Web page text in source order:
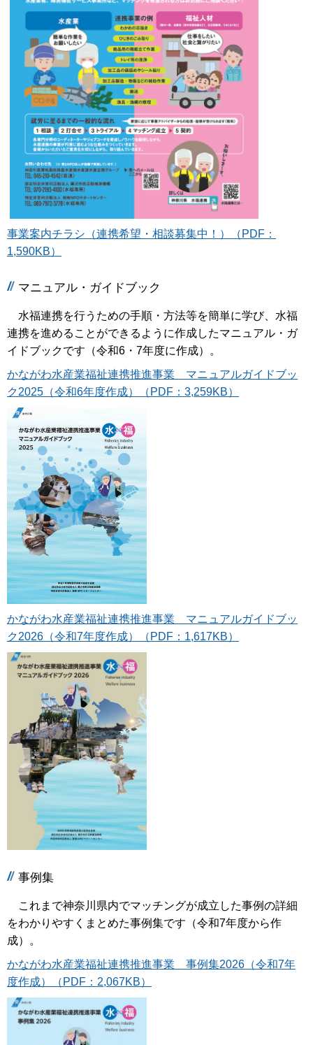
事業案内チラシ（連携希望・相談募集中！）（PDF：
1,590KB）
マニュアル・ガイドブック
水福連携を行うための手順・方法等を簡単に学び、水福
連携を進めることができるように作成したマニュアル・ガ
イドブックです（令和6・7年度に作成）。
かながわ水産業福祉連携推進事業 マニュアルガイドブッ
ク2025（令和6年度作成）（PDF：3,259KB）
かながわ水産業福祉連携推進事業 マニュアルガイドブッ
ク2026（令和7年度作成）（PDF：1,617KB）
事例集
これまで神奈川県内でマッチングが成立した事例の詳細
をわかりやすくまとめた事例集です（令和7年度から作
成）。
かながわ水産業福祉連携推進事業 事例集2026（令和7年
度作成）（PDF：2,067KB）